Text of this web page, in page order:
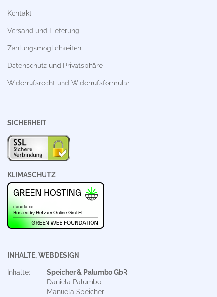
Kontakt
Versand und Lieferung
Zahlungsmöglichkeiten
Datenschutz und Privatsphäre
Widerrufsrecht und Widerrufsformular
SICHERHEIT
KLIMASCHUTZ
INHALTE, WEBDESIGN
Inhalte:
Speicher & Palumbo GbR
Daniela Palumbo
Manuela Speicher